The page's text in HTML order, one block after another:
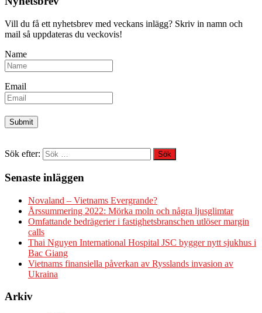
Vill du få ett nyhetsbrev med veckans inlägg? Skriv in namn och
mail så uppdateras du veckovis!
Name
Email
Sök efter:
Senaste inläggen
Novaland – Vietnams Evergrande?
Årssummering 2022: Mörka moln och några ljusglimtar
Omfattande bedrägerier i fastighetsbranschen utlöser margin
calls
Thai Nguyen International Hospital JSC bygger nytt sjukhus i
Bac Giang
Vietnams finansiella påverkan av Rysslands invasion av
Ukraina
Arkiv